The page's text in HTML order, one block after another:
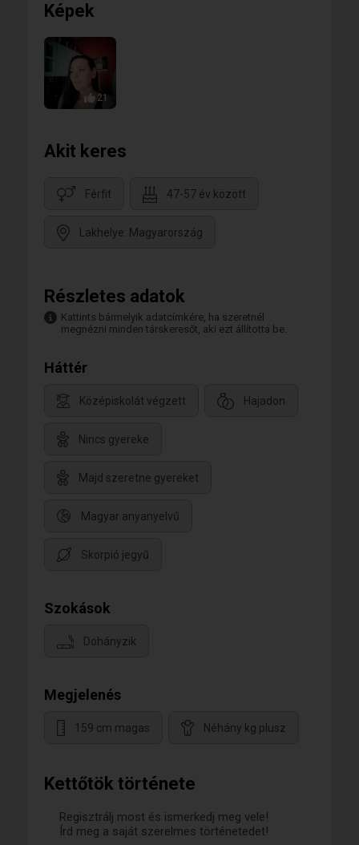
Kettőtök története
Regisztrálj most és ismerkedj meg vele!
Írd meg a saját szerelmes történetedet!
Képek
21
Akit keres
Férfit 47-57 év között
Lakhelye: Magyarország
Részletes adatok
Kattints bármelyik adatcímkére, ha szeretnél
megnézni minden társkeresőt, aki ezt állította be.
Háttér
Középiskolát végzett Hajadon
Nincs gyereke
Majd szeretne gyereket
Magyar anyanyelvű
Skorpió jegyű
Szokások
Dohányzik
Megjelenés
159 cm magas Néhány kg plusz